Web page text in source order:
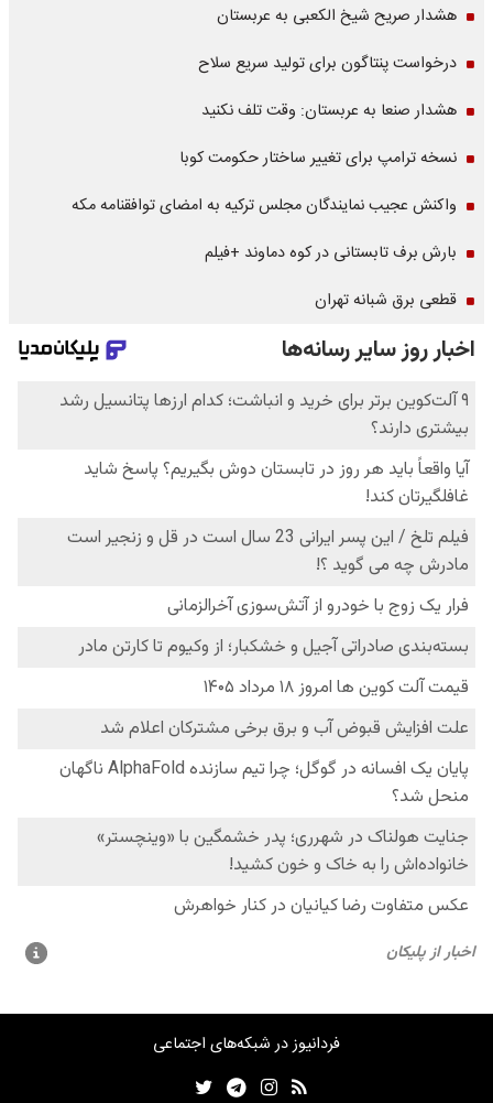
هشدار صریح شیخ الکعبی به عربستان
درخواست پنتاگون برای تولید سریع سلاح
هشدار صنعا به عربستان: وقت تلف نکنید
نسخه ترامپ برای تغییر ساختار حکومت کوبا
واکنش عجیب نمایندگان مجلس ترکیه به امضای توافقنامه مکه
بارش برف تابستانی در کوه دماوند +فیلم
قطعی برق شبانه تهران
فردانیوز در شبکه‌های اجتماعی